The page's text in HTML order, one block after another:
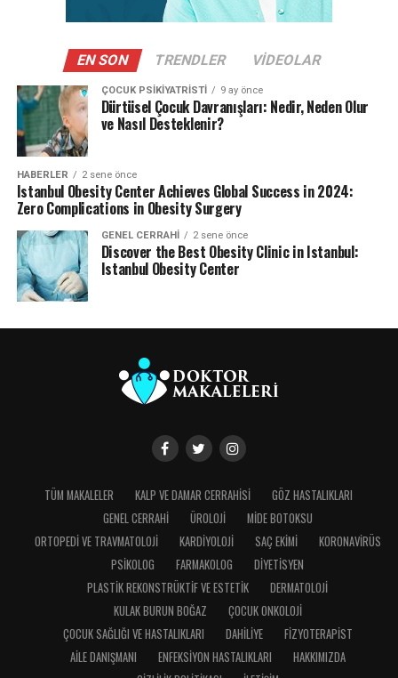
EN SON TRENDLER VIDEOLAR
ÇOCUK PSIKIYATRISTI 9 ay önce
Dürtüsel Çocuk Davranışları: Nedir, Neden Olur
ve Nasıl Desteklenir?
HABERLER 2 sene önce
Istanbul Obesity Center Achieves Global Success in 2024:
Zero Complications in Obesity Surgery
GENEL CERRAHI 2 sene önce
Discover the Best Obesity Clinic in Istanbul:
Istanbul Obesity Center
TÜM MAKALELER KALP VE DAMAR CERRAHISI
GÖZ HASTALIKLARI
GENEL CERRAHI
ÜROLOJI
MIDE BOTOKSU
ORTOPEDI VE TRAVMATOLOJI
KARDIYOLOJI SAÇ EKIMI
KORONAVIRÜS
PSIKOLOG
FARMAKOLOG
DIYETISYEN
PLASTIK REKONSTRÜKTIF VE ESTETIK
DERMATOLOJI
KULAK BURUN BOĞAZ
ÇOCUK ONKOLOJI
ÇOCUK SAĞLIĞI VE HASTALIKLARI
DAHILIYE
FIZYOTERAPIST
AILE DANIŞMANI
ENFEKSIYON HASTALIKLARI
HAKKIMIZDA